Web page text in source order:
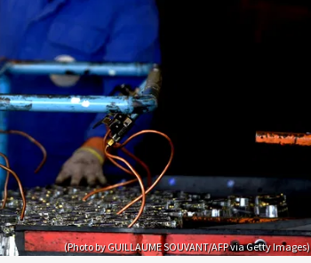
(Photo by GUILLAUME SOUVANT/AFP via Getty Images)